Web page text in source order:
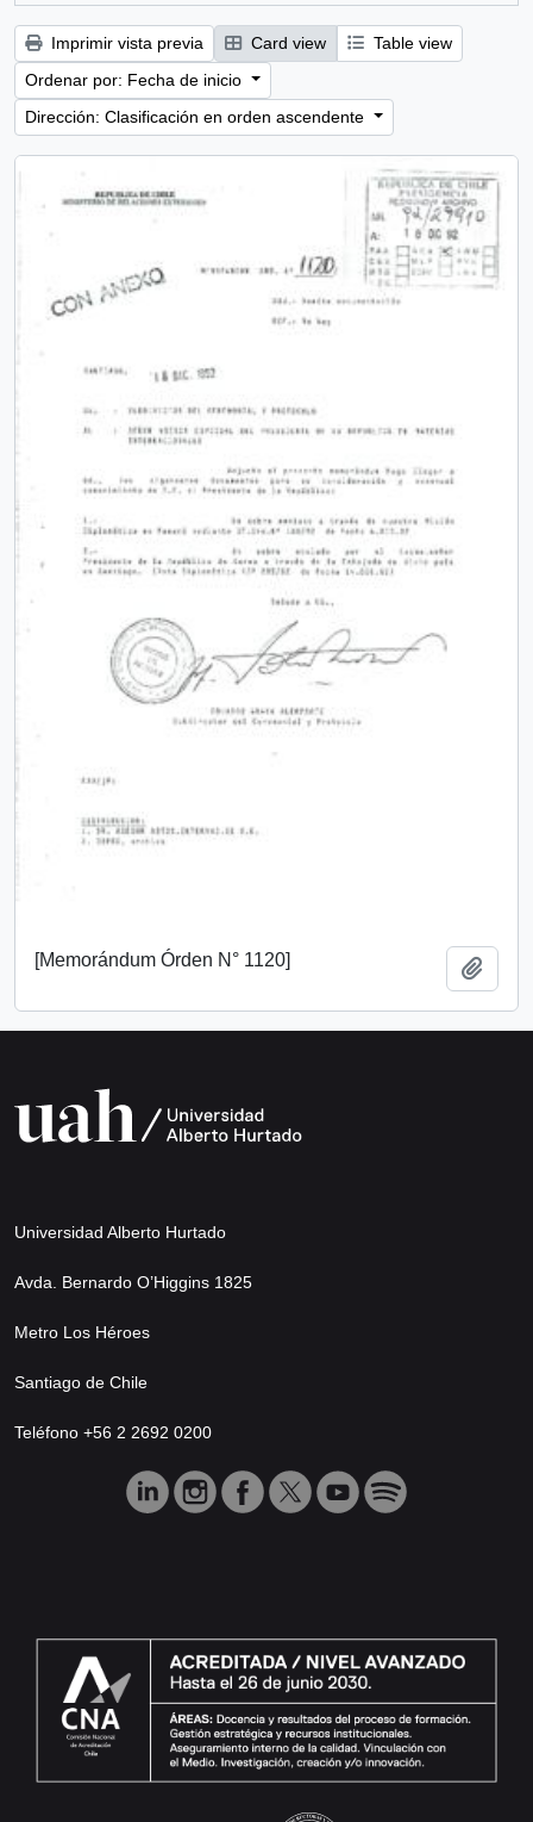
Imprimir vista previa Card view
Table view
Ordenar por: Fecha de inicio
Dirección: Clasificación en orden ascendente
[Memorándum Órden N° 1120]
Universidad Alberto Hurtado
Avda. Bernardo O’Higgins 1825
Metro Los Héroes
Santiago de Chile
Teléfono +56 2 2692 0200